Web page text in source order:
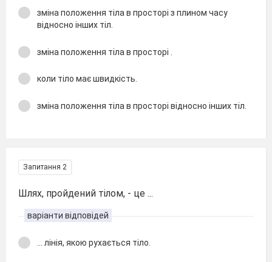
зміна положення тіла в просторі з плином часу
відносно інших тіл.
зміна положення тіла в просторі .
коли тіло має швидкість.
зміна положення тіла в просторі відносно інших тіл.
Запитання 2
Шлях, пройдений тілом, - це ...
варіанти відповідей
... лінія, якою рухається тіло.